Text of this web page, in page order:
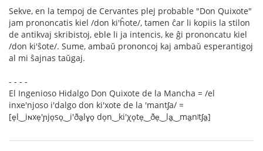
Sekve, en la tempoj de Cervantes plej probable "Don Quixote"
jam prononcatis kiel /don ki'ĥote/, tamen ĉar li kopiis la stilon
de antikvaj skribistoj, eble li ja intencis, ke ĝi prononcatu kiel
/don ki'ŝote/. Sume, ambaŭ prononcoj kaj ambaŭ esperantigoj
al mi ŝajnas taŭgaj.
- - - -
El Ingenioso Hidalgo Don Quixote de la Mancha = /el
inxe'njoso i'dalgo don ki'xote de la 'mantʃa/ =
[e̞l‿iɴxe̞'ɲjo̞so̞‿i'ða̠lɣo̞ do̞n‿ki'χo̞te̞‿ðe̞‿la̠‿ma̠nʲtʃa̠]